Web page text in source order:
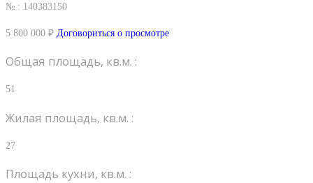
№ : 140383150
5 800 000 ₽ Договориться о просмотре
Общая площадь, кв.м. :
51
Жилая площадь, кв.м. :
27
Площадь кухни, кв.м. :